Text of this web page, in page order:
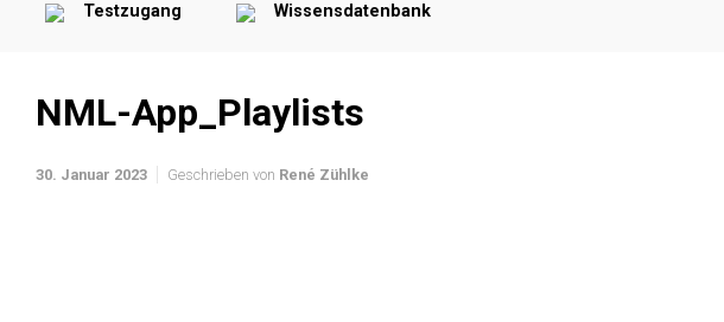
Testzugang Wissensdatenbank
NML-App_Playlists
30. Januar 2023 Geschrieben von René Zühlke